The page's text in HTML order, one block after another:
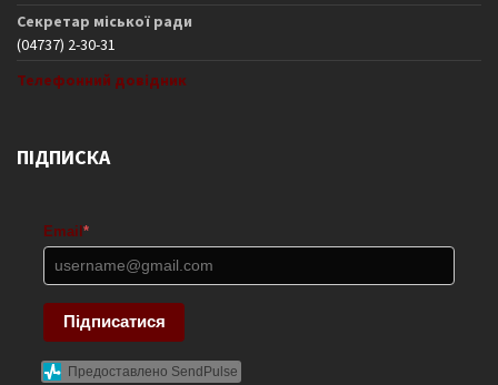
Секретар міської ради
(04737) 2-30-31
Телефонний довідник
ПІДПИСКА
Email *
Підписатися
Предоставлено SendPulse